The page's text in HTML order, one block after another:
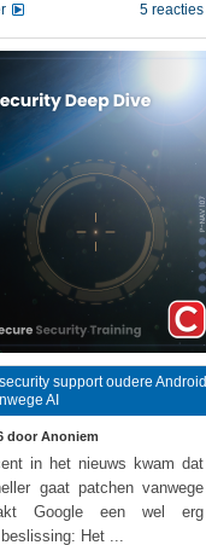
5 reacties
support oudere Android
AI
door Anoniem
in het nieuws kwam dat
gaat patchen vanwege
Google een wel erg
Het ...